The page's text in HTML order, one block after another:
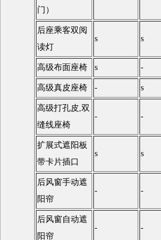
门）
后座乘客双阅
读灯
s s
高级布面座椅 s -
高级真皮座椅 - s
高级打孔皮,双
缝线座椅
- -
扩展式遮阳板
带卡片插口
s s
后风窗手动遮
阳帘
- -
后风窗自动遮
阳帘
- -